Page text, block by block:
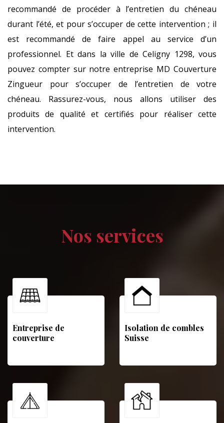
recommandé de procéder à l’entretien du chéneau
durant l’été, et pour s’occuper de cette intervention ; il
est recommandé de faire appel au service d’un
professionnel. Et dans la ville de Celigny 1298, vous
pouvez compter sur notre entreprise MD Couverture
Zingueur pour s’occuper de l’entretien de votre
chéneau. Rassurez-vous, nous allons utiliser des
produits de qualité et certifiés pour réaliser cette
intervention.
Nos services
Entreprise de
couverture
Isolation de combles
Suisse